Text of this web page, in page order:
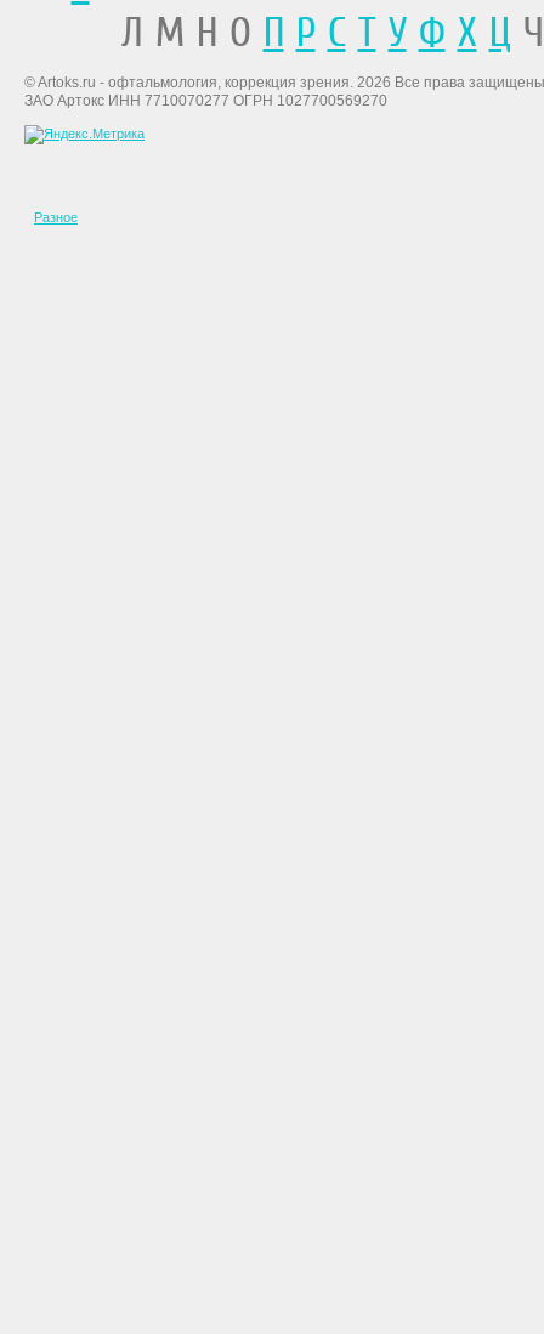
Л М Н О П Р С Т У Ф Х Ц
© Artoks.ru - офтальмология, коррекция зрения. 2026 Все права
ЗАО Артокс ИНН 7710070277 ОГРН 1027700569270
Разное